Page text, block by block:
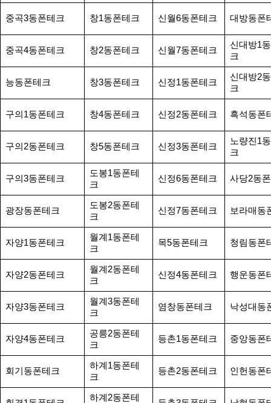
중곡3동폰테크 창1동폰테크 신월6동폰테크 대방동폰
중곡4동폰테크 창2동폰테크 신월7동폰테크
신대방1
크
능동폰테크 창3동폰테크 신정1동폰테크
신대방2
크
구의1동폰테크 창4동폰테크 신정2동폰테크 흑석동폰
구의2동폰테크 창5동폰테크 신정3동폰테크
노량진1
크
구의3동폰테크
도봉1동폰테
크
신정6동폰테크 사당2동
광장동폰테크
도봉2동폰테
크
신정7동폰테크 보라매동
자양1동폰테크
월계1동폰테
크
목5동폰테크 청림동폰
자양2동폰테크
월계2동폰테
크
신정4동폰테크 행운동폰
자양3동폰테크
월계3동폰테
크
염창동폰테크 낙성대동
자양4동폰테크
공릉2동폰테
크
등촌1동폰테크 중앙동폰
회기동폰테크
하계1동폰테
크
등촌2동폰테크 인헌동폰
하계2동폰테